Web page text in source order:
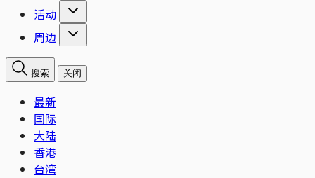
活动
周边
搜索 关闭
最新
国际
大陆
香港
台湾